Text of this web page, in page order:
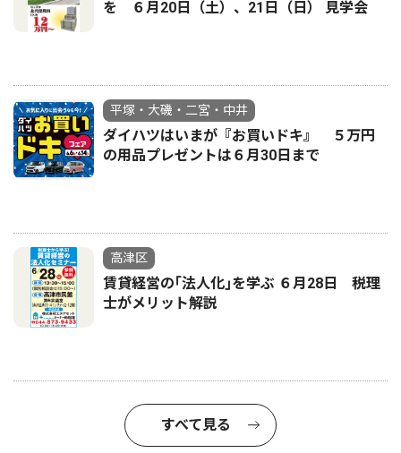
を ６月20日（土）、21日（日） 見学会
平塚・大磯・二宮・中井
ダイハツはいまが『お買いドキ』 ５万円
の用品プレゼントは６月30日まで
高津区
賃貸経営の｢法人化｣を学ぶ ６月28日 税理
士がメリット解説
すべて見る